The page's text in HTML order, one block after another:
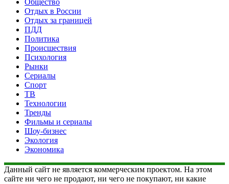
Общество
Отдых в России
Отдых за границей
ПДД
Политика
Происшествия
Психология
Рынки
Сериалы
Спорт
ТВ
Технологии
Тренды
Фильмы и сериалы
Шоу-бизнес
Экология
Экономика
Данный сайт не является коммерческим проектом. На этом
сайте ни чего не продают, ни чего не покупают, ни какие